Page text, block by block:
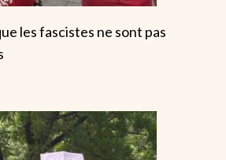
les fascistes ne sont pas